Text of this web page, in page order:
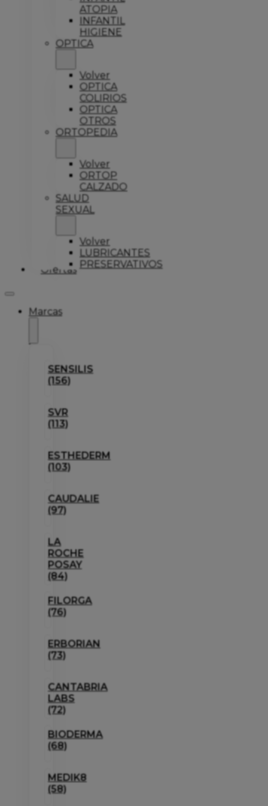
ATOPIA
INFANTIL
HIGIENE
OPTICA
Volver
OPTICA
COLIRIOS
OPTICA
OTROS
ORTOPEDIA
Volver
ORTOP
CALZADO
SALUD
SEXUAL
Volver
LUBRICANTES
PRESERVATIVOS
Ofertas
Marcas
SENSILIS
(156)
SVR
(113)
ESTHEDERM
(103)
CAUDALIE
(97)
LA
ROCHE
POSAY
(84)
FILORGA
(76)
ERBORIAN
(73)
CANTABRIA
LABS
(72)
BIODERMA
(68)
MEDIK8
(58)